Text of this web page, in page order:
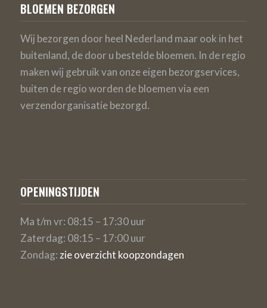
BLOEMEN BEZORGEN
Wij bezorgen door heel Nederland maar ook in het
buitenland, de door u bestelde bloemen. In de regio
maken wij gebruik van onze eigen bezorgservices,
buiten de regio worden de bloemen via een
verzendorganisatie bezorgd.
OPENINGSTIJDEN
Ma t/m vr: 08:15 – 17:30 uur
Zaterdag: 08:15 – 17:00 uur
Zondag:zie overzicht koopzondagen